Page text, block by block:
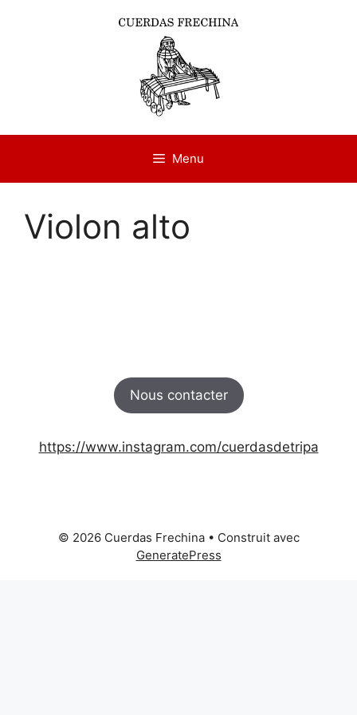
Menu
Violon alto
Nous contacter
https://www.instagram.com/cuerdasdetripa
© 2026 Cuerdas Frechina• Construit avec
GeneratePress